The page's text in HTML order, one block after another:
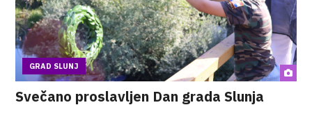
GRAD SLUNJ
Svečano proslavljen Dan grada Slunja